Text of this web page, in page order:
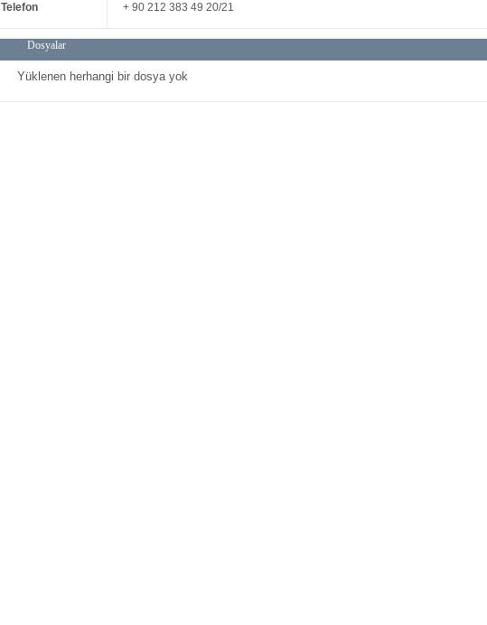
Telefon + 90 212 383 49 20/21
Dosyalar
Yüklenen herhangi bir dosya yok